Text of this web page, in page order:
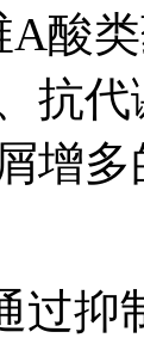
酸
抗
增
过抑